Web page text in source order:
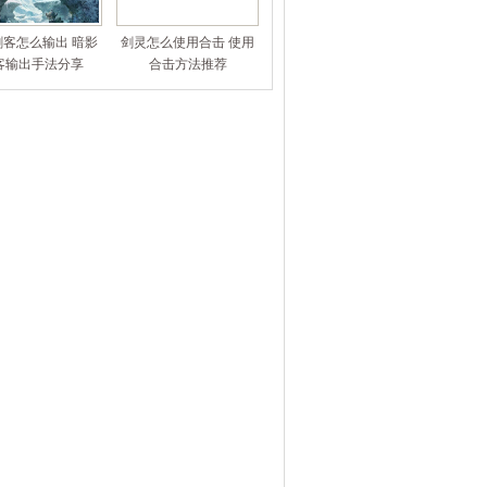
客怎么输出 暗影
输出手法分享
剑灵怎么使用合击 使用
合击方法推荐